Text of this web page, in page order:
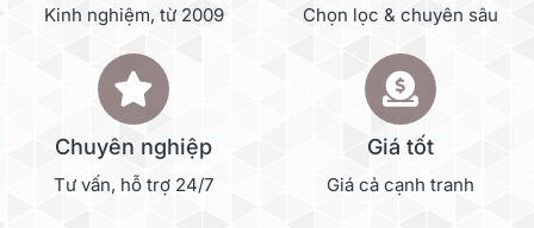
Kinh nghiệm, từ 2009 Chọn lọc & chuyên sâu
Chuyên nghiệp
Tư vấn, hỗ trợ 24/7
Giá tốt
Giá cả cạnh tranh